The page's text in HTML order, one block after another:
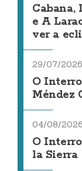
Cabana,
e A
ver a
29/07/2026
O
Méndez
04/08/2026
O
la Sierra